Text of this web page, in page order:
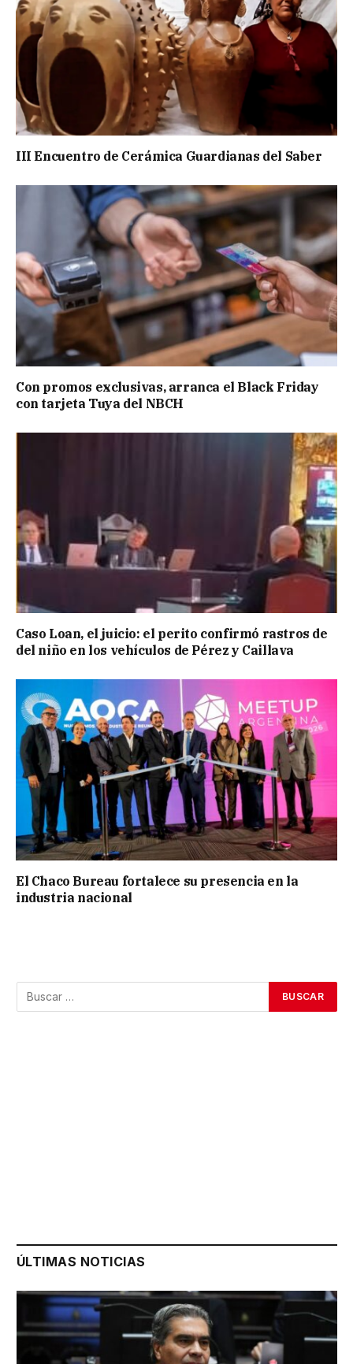
III Encuentro de Cerámica Guardianas del Saber
Con promos exclusivas, arranca el Black Friday
con tarjeta Tuya del NBCH
Caso Loan, el juicio: el perito confirmó rastros de
del niño en los vehículos de Pérez y Caillava
El Chaco Bureau fortalece su presencia en la
industria nacional
ÚLTIMAS NOTICIAS